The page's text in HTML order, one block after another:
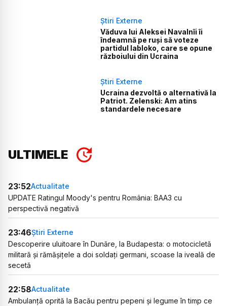
Știri Externe
Văduva lui Aleksei Navalnîi îi
îndeamnă pe ruși să voteze
partidul Iabloko, care se opune
războiului din Ucraina
Știri Externe
Ucraina dezvoltă o alternativă la
Patriot. Zelenski: Am atins
standardele necesare
ULTIMELE
23:52Actualitate
UPDATE Ratingul Moody's pentru România: BAA3 cu
perspectivă negativă
23:46Știri Externe
Descoperire uluitoare în Dunăre, la Budapesta: o motocicletă
militară și rămășițele a doi soldați germani, scoase la iveală de
secetă
22:58Actualitate
Ambulanță oprită la Bacău pentru pepeni și legume în timp ce